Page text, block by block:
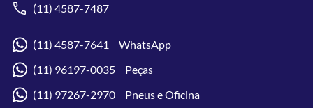
(11) 4587-7487
(11) 4587-7641 WhatsApp
(11) 96197-0035 Peças
(11) 97267-2970 Pneus e Oficina